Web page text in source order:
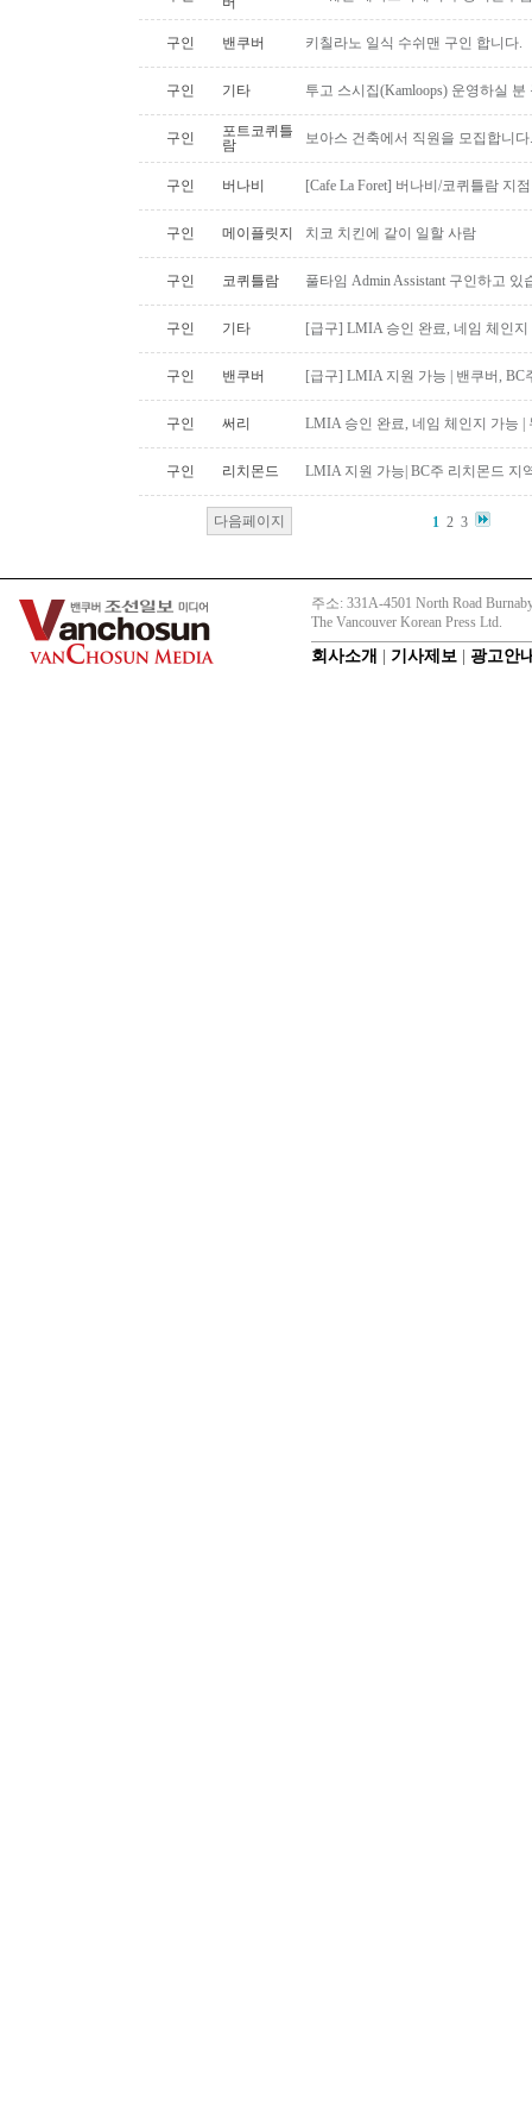
구인 밴쿠버 키칠라노 일식 수쉬맨 구인 합니다.
구인 기타 투고 스시집(Kamloops) 운영하실
구인
포트코퀴틀
람
보아스 건축에서 직원을 모집합니다.
구인 버나비 [Cafe La Foret] 버나비/코퀴틀람 지
구인 메이플릿지 치코 치킨에 같이 일할 사람
구인 코퀴틀람 풀타임 Admin Assistant 구인하고 있
구인 기타 [급구] LMIA 승인 완료, 네임 체인
구인 밴쿠버 [급구] LMIA 지원 가능 | 밴쿠버,
구인 써리 LMIA 승인 완료, 네임 체인지 가능 |
구인 리치몬드 LMIA 지원 가능| BC주 리치몬드 지
다음페이지 1 2 3
주소: 331A-4501 North Road
The Vancouver Korean Press Ltd.
회사소개 기사제보 광고안